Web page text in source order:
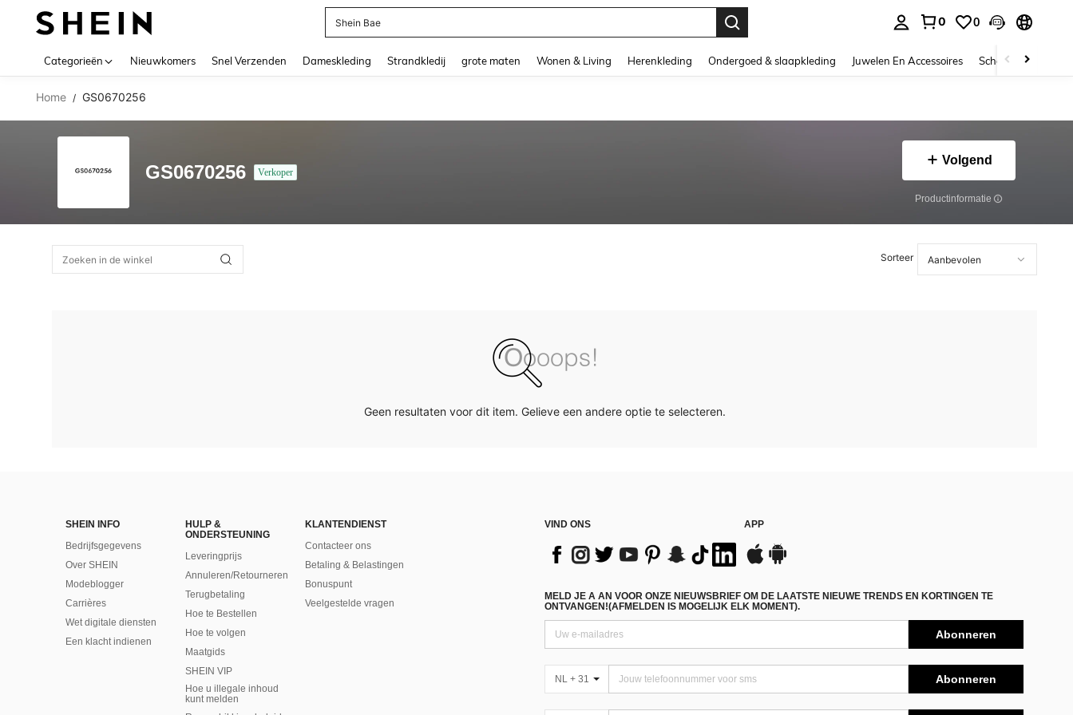
Shein Bae
0 0
Categorieën Nieuwkomers Snel Verzenden Dameskleding Strandkledij grote maten Wonen & Living Herenkleding Ondergoed & slaapkleding Juwelen En Accessoires Schoonheid &
Home / GS0670256
GS0670256 Verkoper
Volgend
Productinformatie
Sorteer
Geen resultaten voor dit item. Gelieve een andere optie te selecteren.
SHEIN INFO
Bedrijfsgegevens
Over SHEIN
Modeblogger
Carrières
Wet digitale diensten
Een klacht indienen
HULP &
ONDERSTEUNING
Leveringprijs
Annuleren/Retourneren
Terugbetaling
Hoe te Bestellen
Hoe te volgen
Maatgids
SHEIN VIP
Hoe u illegale inhoud
kunt melden
KLANTENDIENST
Contacteer ons
Betaling & Belastingen
Bonuspunt
Veelgestelde vragen
VIND ONS APP
MELD JE A AN VOOR ONZE NIEUWSBRIEF OM DE LAATSTE NIEUWE TRENDS EN KORTINGEN TE
ONTVANGEN!(AFMELDEN IS MOGELIJK ELK MOMENT).
Abonneren
NL + 31 Abonneren